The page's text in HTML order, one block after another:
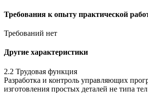
Требования к опыту практической
Требований нет
Другие характеристики
2.2 Трудовая функция
Разработка и контроль управляющих
изготовления простых деталей не типа